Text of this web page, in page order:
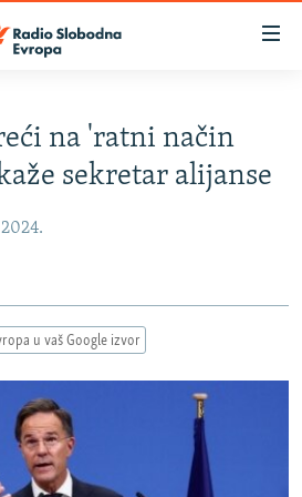
na 'ratni način
sekretar alijanse
u vaš Google izvor